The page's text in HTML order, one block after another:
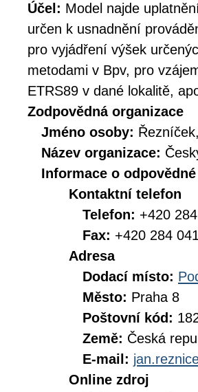
Účel: Model najde
určen k usnadnění
pro vyjádření výšek
metodami v Bpv, pro
ETRS89 v dané lokalitě,
Zodpovědná organizace
Jméno osoby:
Název organizace:
Informace o
Kontaktní telefon
Telefon: +420
Fax: +420 284
Adresa
Dodací místo:
Město: Praha 8
Poštovní kód:
Země: Česká
E-mail:
Online zdroj